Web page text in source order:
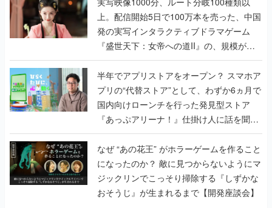
うこだわりをプロデューサーに聞いた
半年でアプリストアをオープン？ スマホア
プリの“代替ストア”として、わずか6ヵ月で
国内向けローンチを行った発見型ストア
『あっぷアリーナ！』仕掛け人に話を聞い
てみた
なぜ “あの花王” がホラーゲームを作ること
になったのか？ 敵に見つからないようにマ
ジックリンでこっそり掃除する『しずかな
おそうじ』が生まれるまで【開発座談会】
インタビューの記事一覧